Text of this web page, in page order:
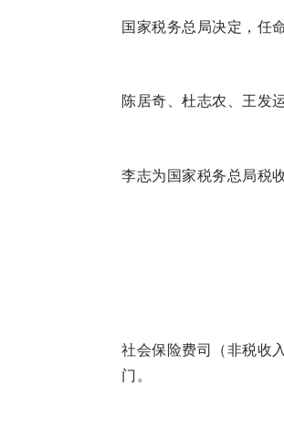
国家税务总局决定，任
陈居奇、杜志农、王发
李志为国家税务总局税
社会保险费司（非税收
门。